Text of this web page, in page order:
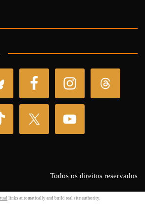
Todos os direitos reservados
links automatically and build real site authority.